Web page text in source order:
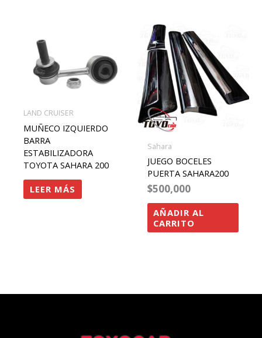
LAND CRUISER
MUÑECO IZQUIERDO
BARRA
ESTABILIZADORA
TOYOTA SAHARA 200
LEER MÁS
Sahara
JUEGO BOCELES
PUERTA SAHARA200
$500,000
AÑADIR AL
CARRITO